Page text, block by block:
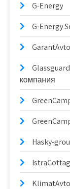
G-Energy
G-Energy
GarantAvto
компания
Hasky-